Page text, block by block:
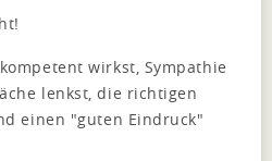
wirkst, Sympathie
lenkst, die richtigen
einen "guten Eindruck"